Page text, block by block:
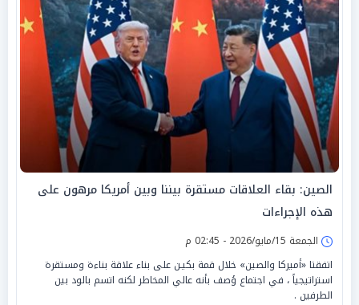
الصين: بقاء العلاقات مستقرة بيننا وبين أمريكا مرهون على
هذه الإجراءات
الجمعة 15/مايو/2026 - 02:45 م
اتفقتا «أميركا والصين» خلال قمة بكيـن على بناء علاقة بناءة ومستقرة
استراتيجياً ، في اجتماع وُصف بأنه عالي المخاطر لكنه اتسم بالود بين
الطرفين .